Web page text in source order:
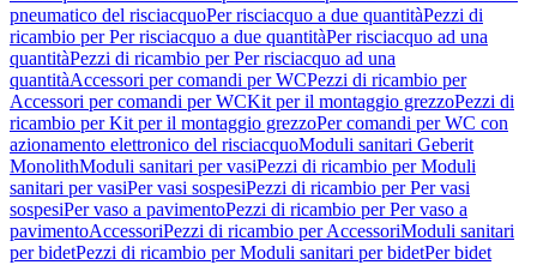
pneumatico del risciacquoPer risciacquo a due quantitàPezzi di
ricambio per Per risciacquo a due quantitàPer risciacquo ad una
quantitàPezzi di ricambio per Per risciacquo ad una
quantitàAccessori per comandi per WCPezzi di ricambio per
Accessori per comandi per WCKit per il montaggio grezzoPezzi di
ricambio per Kit per il montaggio grezzoPer comandi per WC con
azionamento elettronico del risciacquoModuli sanitari Geberit
MonolithModuli sanitari per vasiPezzi di ricambio per Moduli
sanitari per vasiPer vasi sospesiPezzi di ricambio per Per vasi
sospesiPer vaso a pavimentoPezzi di ricambio per Per vaso a
pavimentoAccessoriPezzi di ricambio per AccessoriModuli sanitari
per bidetPezzi di ricambio per Moduli sanitari per bidetPer bidet